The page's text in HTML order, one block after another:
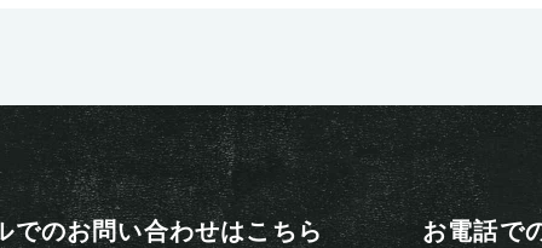
でのお問い合わせはこちら お電話で